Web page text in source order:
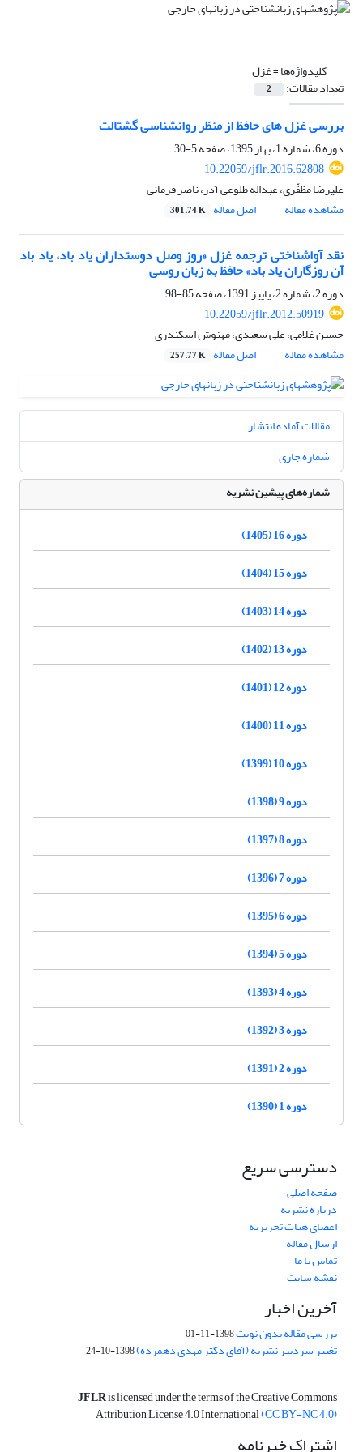
کلیدواژه‌ها =غزل
تعداد مقالات: 2
بررسی غزل های حافظ از منظر روانشناسی گشتالت
دوره 6، شماره 1، بهار 1395، صفحه
5-30
10.22059/jflr.2016.62808
علیرضا مظفّری، عبداله طلوعی آذر، ناصر فرمانی
مشاهده مقاله
اصل مقاله 301.74 K
نقد آواشناختی ترجمه غزل «روز وصل دوستداران یاد باد، یاد باد
آن روزگاران یاد باد» حافظ به ‌زبان روسی
دوره 2، شماره 2، پاییز 1391، صفحه
85-98
10.22059/jflr.2012.50919
حسین غلامی، علی سعیدی، مهنوش اسکندری
مشاهده مقاله
اصل مقاله 257.77 K
مقالات آماده انتشار
شماره جاری
شماره‌های پیشین نشریه
دوره 16 (1405)
دوره 15 (1404)
دوره 14 (1403)
دوره 13 (1402)
دوره 12 (1401)
دوره 11 (1400)
دوره 10 (1399)
دوره 9 (1398)
دوره 8 (1397)
دوره 7 (1396)
دوره 6 (1395)
دوره 5 (1394)
دوره 4 (1393)
دوره 3 (1392)
دوره 2 (1391)
دوره 1 (1390)
دسترسی سریع
صفحه اصلی
درباره نشریه
اعضای هیات تحریریه
ارسال مقاله
تماس با ما
نقشه سایت
آخرین اخبار
بررسی مقاله بدون نوبت1398-11-01
تغییر سردبیر نشریه (آقای دکتر مهدی دهمرده)1398-10-24
JFLRis licensed under the terms of the Creative Commons
Attribution License 4.0 International(CC BY-NC 4.0)
اشتراک خبرنامه